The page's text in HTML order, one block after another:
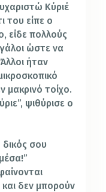
Κύριέ
του είπε ο
είδε πολλούς
ώστε να
ήταν
μακρινό τοίχο.
ψιθύρισε ο
δικός σου
δεν μπορούν